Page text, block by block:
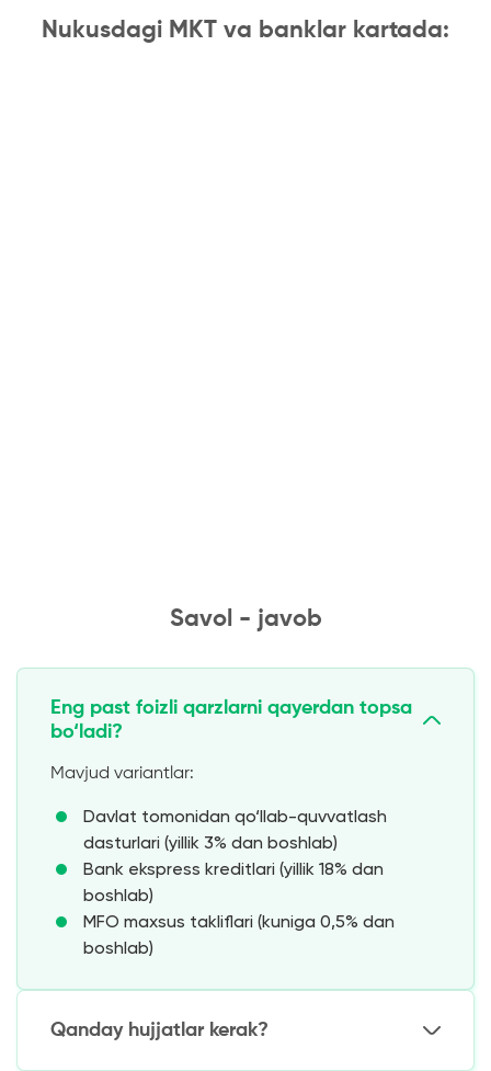
Nukusdagi MKT va banklar kartada:
Savol - javob
Eng past foizli qarzlarni qayerdan topsa
bo‘ladi?
Mavjud variantlar:
Davlat tomonidan qo‘llab-quvvatlash
dasturlari (yillik 3% dan boshlab)
Bank ekspress kreditlari (yillik 18% dan
boshlab)
MFO maxsus takliflari (kuniga 0,5% dan
boshlab)
Qanday hujjatlar kerak?